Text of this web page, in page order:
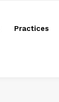
Practices